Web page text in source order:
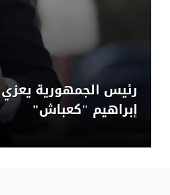
رئيس الجمهورية
إبراهيم "كعباش"